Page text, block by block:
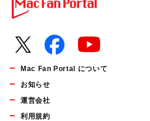
Mac Fan Portal について
お知らせ
運営会社
利用規約